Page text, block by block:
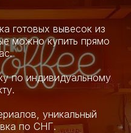
готовых вывесок из
можно купить прямо
по индивидуальному
уникальный
по СНГ.